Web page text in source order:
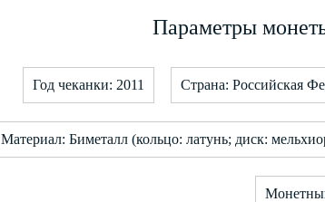
Параметры
Год чеканки: 2011 Страна: Российская
Материал: Биметалл (кольцо: латунь; диск: